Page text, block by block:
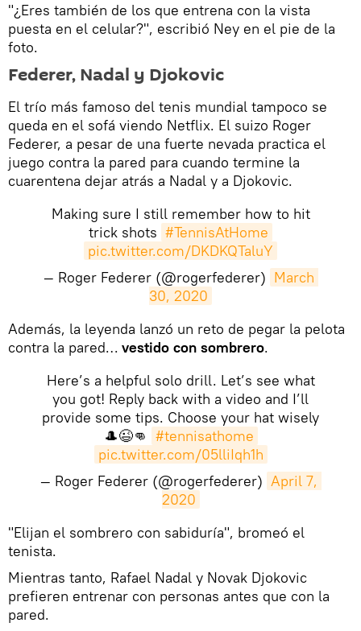
"¿Eres también de los que entrena con la vista
puesta en el celular?", escribió Ney en el pie de la
foto.
Federer, Nadal y Djokovic
El trío más famoso del tenis mundial tampoco se
queda en el sofá viendo Netflix. El suizo Roger
Federer, a pesar de una fuerte nevada practica el
juego contra la pared para cuando termine la
cuarentena dejar atrás a Nadal y a Djokovic.
Making sure I still remember how to hit
trick shots #TennisAtHome
pic.twitter.com/DKDKQTaluY
— Roger Federer (@rogerfederer) March
30, 2020
​Además, la leyenda lanzó un reto de pegar la pelota
contra la pared… vestido con sombrero.
Here’s a helpful solo drill. Let’s see what
you got! Reply back with a video and I’ll
provide some tips. Choose your hat wisely
🎩😉👊 #tennisathome
pic.twitter.com/05lliIqh1h
— Roger Federer (@rogerfederer) April 7,
2020
​"Elijan el sombrero con sabiduría", bromeó el
tenista.
Mientras tanto, Rafael Nadal y Novak Djokovic
prefieren entrenar con personas antes que con la
pared.